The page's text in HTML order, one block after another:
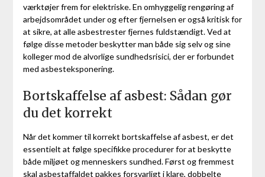
værktøjer frem for elektriske. En omhyggelig rengøring af
arbejdsområdet under og efter fjernelsen er også kritisk for
at sikre, at alle asbestrester fjernes fuldstændigt. Ved at
følge disse metoder beskytter man både sig selv og sine
kolleger mod de alvorlige sundhedsrisici, der er forbundet
med asbesteksponering.
Bortskaffelse af asbest: Sådan gør
du det korrekt
Når det kommer til korrekt bortskaffelse af asbest, er det
essentielt at følge specifikke procedurer for at beskytte
både miljøet og menneskers sundhed. Først og fremmest
skal asbestaffaldet pakkes forsvarligt i klare, dobbelte